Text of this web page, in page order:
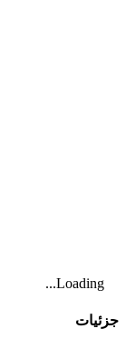
Loading...
جزئیات